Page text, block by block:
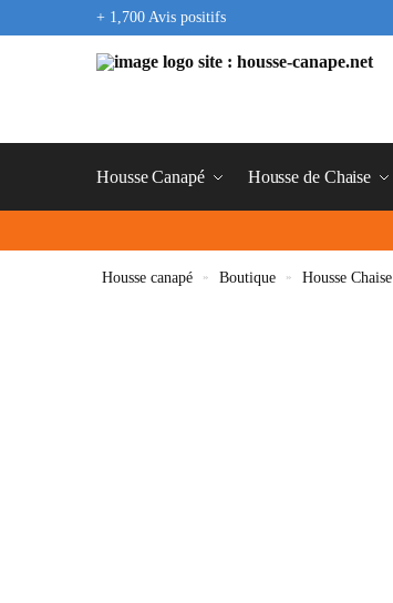
+ 1,700 Avis positifs
Housse Canapé Housse de Chaise
Housse canapé » Boutique » Housse Chaise